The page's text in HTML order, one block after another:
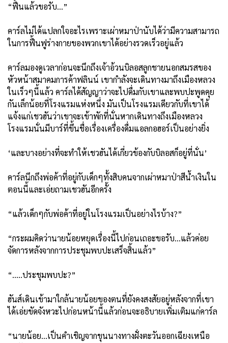
“ฟื้นแล้วขอรับ...”
คาร์ลไม่ได้แปลกใจอะไรเพราะเผ่าหมาป่านับได้ว่ามีความสามารถ
ในการฟื้นฟูร่างกายของพวกเขาได้อย่างรวดเร็วอยู่แล้ว
คาร์ลมองดูเวลาก่อนจะนึกถึงเจ้าอ้วนบิลอสลูกชายนอกสมรสของ
หัวหน้าสมาคมการค้าฟลินน์ เขากำลังจะเดินทางมาถึงเมืองหลวง
ในเร็วๆนี้แล้ว คาร์ลได้สัญญาว่าจะไปดื่มกับเขาและพบปะพูดคุย
กันเล็กน้อยที่โรงแรมแห่งหนึ่ง มันเป็นโรงแรมเดียวกับที่เขาได้
แจ้งแก่เชวฮันว่าเขาจะเข้าพักที่นั่นหากเดินทางถึงเมืองหลวง
โรงแรมนั่นมีบาร์ที่ขึ้นชื่อเรื่องเครื่องดื่มแอลกอฮอร์เป็นอย่างยิ่ง
‘และบางอย่างที่จะทำให้เชวฮันได้เกี่ยวข้องกับบิลอสก็อยู่ที่นั่น’
คาร์ลนึกถึงพ่อค้าที่อยู่กับเด็กๆทั้งสิบคนจากเผ่าหมาป่าสีน้ำเงินใน
ตอนนี้และเอ่ยถามเชวฮันอีกครั้ง
“แล้วเด็กๆกับพ่อค้าที่อยู่ในโรงแรมเป็นอย่างไรบ้าง?”
“กระผมคิดว่านายน้อยหยุดเรื่องนี้ไปก่อนเถอะขอรับ...แล้วค่อย
จัดการหลังจากการประชุมพบปะเสร็จสิ้นแล้ว”
“.....ประชุมพบปะ?”
ฮันส์เดินเข้ามาใกล้นายน้อยของตนที่ยังคงสงสัยอยู่หลังจากที่เขา
ได้เอ่ยขัดจังหวะไปก่อนหน้านี้แล้วก่อนจะอธิบายเพิ่มเติมแก่คาร์ล
“นายน้อย...เป็นคำเชิญจากขุนนางทางฝั่งตะวันออกเฉียงเหนือ